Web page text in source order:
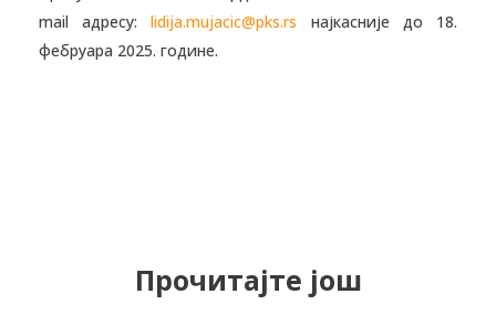
mail адресу:lidija.mujacic@pks.rs најкасније до 18.
фебруара 2025. године.
Прочитајте још